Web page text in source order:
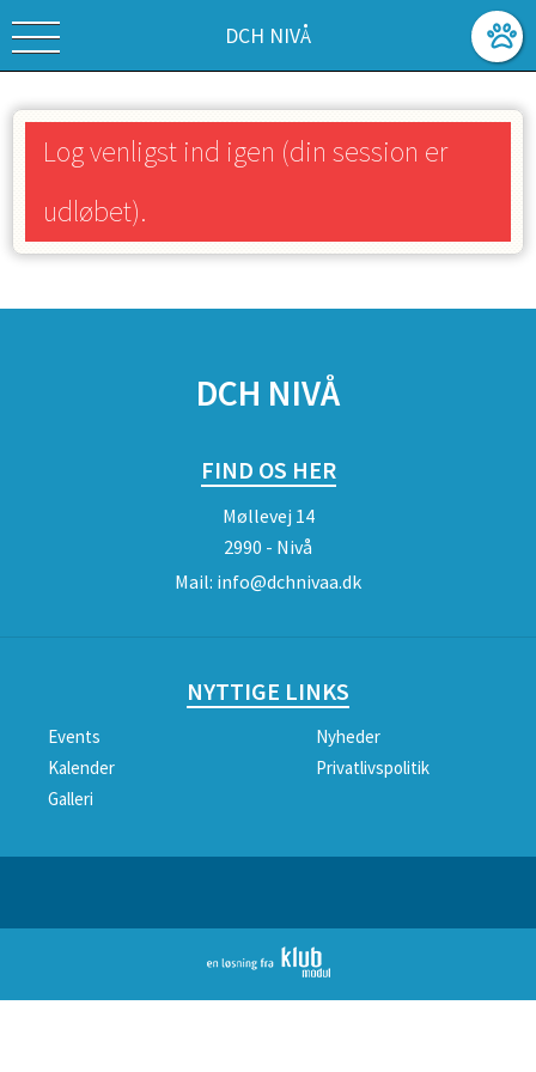
DCH NIVÅ
Log venligst ind igen (din session er
udløbet).
DCH NIVÅ
FIND OS HER
Møllevej 14
2990 - Nivå
Mail: info@dchnivaa.dk
NYTTIGE LINKS
Events
Nyheder
Kalender
Privatlivspolitik
Galleri